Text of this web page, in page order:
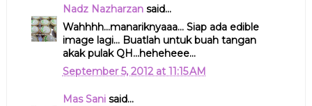
Nadz Nazharzansaid...
Wahhhh...manariknyaaa... Siap ada edible
image lagi... Buatlah untuk buah tangan
akak pulak QH...heheheee...
September 5, 2012 at 11:15 AM
Mas Sanisaid...